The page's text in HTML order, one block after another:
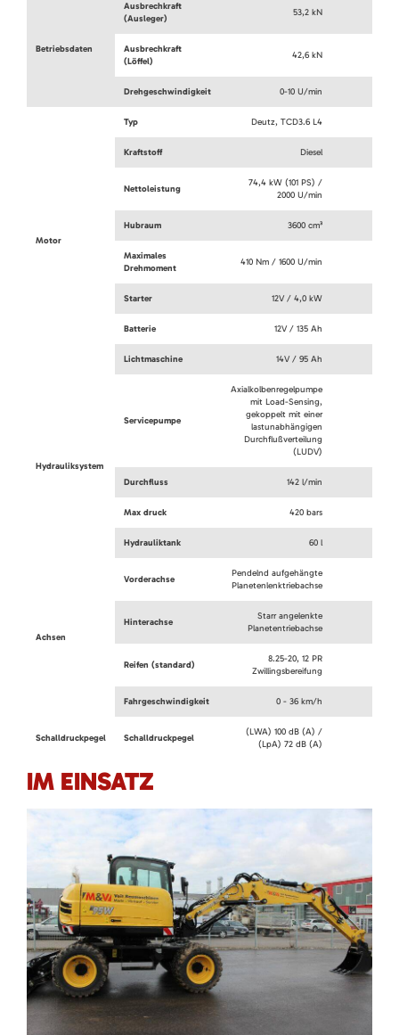
Betriebsdaten
Ausbrechkraft
(Ausleger)
53,2 kN
Ausbrechkraft
(Löffel)
42,6 kN
Drehgeschwindigkeit 0-10 U/min
Motor
Typ Deutz, TCD3.6 L4
Kraftstoff Diesel
Nettoleistung
74,4 kW (101 PS) /
2000 U/min
Hubraum 3600 cm³
Maximales
Drehmoment
410 Nm / 1600 U/min
Starter 12V / 4,0 kW
Batterie 12V / 135 Ah
Lichtmaschine 14V / 95 Ah
Hydrauliksystem
Servicepumpe
Axialkolbenregelpumpe
mit Load-Sensing,
gekoppelt mit einer
lastunabhängigen
Durchflußverteilung
(LUDV)
Durchfluss 142 l/min
Max druck 420 bars
Hydrauliktank 60 l
Achsen
Vorderachse
Pendelnd aufgehängte
Planetenlenktriebachse
Hinterachse
Starr angelenkte
Planetentriebachse
Reifen (standard)
8.25-20, 12 PR
Zwillingsbereifung
Fahrgeschwindigkeit 0 - 36 km/h
Schalldruckpegel Schalldruckpegel
(LWA) 100 dB (A) /
(LpA) 72 dB (A)
IM EINSATZ